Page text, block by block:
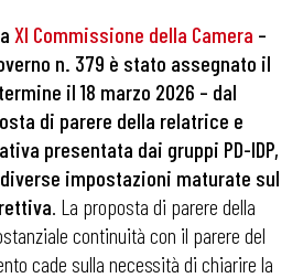
XI Commissione della Camera –
n. 379 è stato assegnato il
il 18 marzo 2026 – dal
di parere della relatrice e
presentata dai gruppi PD-IDP,
diverse impostazioni maturate sul
. La proposta di parere della
continuità con il parere del
cade sulla necessità di chiarire la